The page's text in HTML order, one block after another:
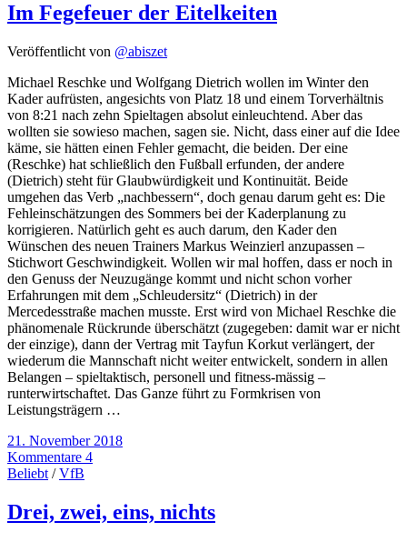
Im Fegefeuer der Eitelkeiten
Veröffentlicht von @abiszet
Michael Reschke und Wolfgang Dietrich wollen im Winter den
Kader aufrüsten, angesichts von Platz 18 und einem Torverhältnis
von 8:21 nach zehn Spieltagen absolut einleuchtend. Aber das
wollten sie sowieso machen, sagen sie. Nicht, dass einer auf die Idee
käme, sie hätten einen Fehler gemacht, die beiden. Der eine
(Reschke) hat schließlich den Fußball erfunden, der andere
(Dietrich) steht für Glaubwürdigkeit und Kontinuität. Beide
umgehen das Verb „nachbessern“, doch genau darum geht es: Die
Fehleinschätzungen des Sommers bei der Kaderplanung zu
korrigieren. Natürlich geht es auch darum, den Kader den
Wünschen des neuen Trainers Markus Weinzierl anzupassen –
Stichwort Geschwindigkeit. Wollen wir mal hoffen, dass er noch in
den Genuss der Neuzugänge kommt und nicht schon vorher
Erfahrungen mit dem „Schleudersitz“ (Dietrich) in der
Mercedesstraße machen musste. Erst wird von Michael Reschke die
phänomenale Rückrunde überschätzt (zugegeben: damit war er nicht
der einzige), dann der Vertrag mit Tayfun Korkut verlängert, der
wiederum die Mannschaft nicht weiter entwickelt, sondern in allen
Belangen – spieltaktisch, personell und fitness-mässig –
runterwirtschaftet. Das Ganze führt zu Formkrisen von
Leistungsträgern …
21. November 2018
Kommentare 4
Beliebt /VfB
Drei, zwei, eins, nichts